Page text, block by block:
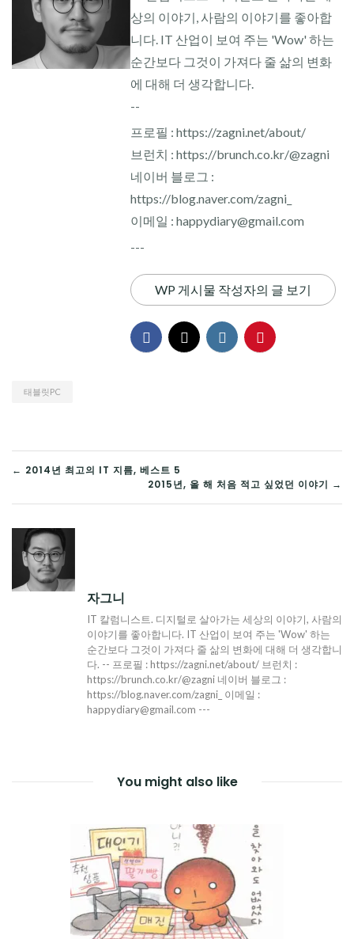
상의 이야기, 사람의 이야기를 좋아합
니다. IT 산업이 보여 주는 'Wow' 하는
순간보다 그것이 가져다 줄 삶의 변화
에 대해 더 생각합니다.
--
프로필 : https://zagni.net/about/
브런치 : https://brunch.co.kr/@zagni
네이버 블로그 :
https://blog.naver.com/zagni_
이메일 : happydiary@gmail.com
---
WP 게시물 작성자의 글 보기
태블릿PC
글
탐
색
← 2014년 최고의 IT 지름, 베스트 5
2015년, 올 해 처음 적고 싶었던 이야기 →
자그니
IT 칼럼니스트. 디지털로 살아가는 세상의 이야기, 사람의
이야기를 좋아합니다. IT 산업이 보여 주는 'Wow' 하는
순간보다 그것이 가져다 줄 삶의 변화에 대해 더 생각합니
다. -- 프로필 : https://zagni.net/about/ 브런치 :
https://brunch.co.kr/@zagni 네이버 블로그 :
https://blog.naver.com/zagni_ 이메일 :
happydiary@gmail.com ---
You might also like